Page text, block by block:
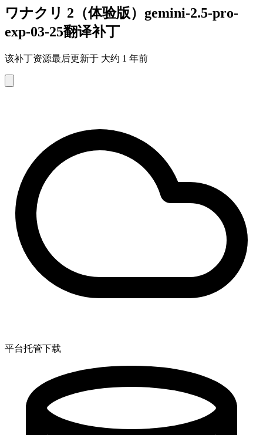
ワナクリ 2（体验版）gemini-2.5-pro-
exp-03-25翻译补丁
该补丁资源最后更新于 大约 1 年前
平台托管下载